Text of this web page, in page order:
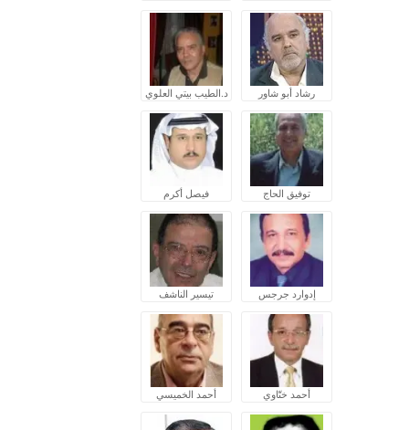
رشاد أبو شاور د.الطيب بيتي العلوي
توفيق الحاج فيصل أكرم
إدوارد جرجس تيسير الناشف
أحمد ختّاوي أحمد الخميسي